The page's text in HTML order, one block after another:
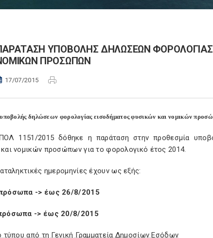
ΥΠΟΒΟΛΗΣ ΔΗΛΩΣΕΩΝ ΦΟΡΟΛΟΓΙΑΣ
ΠΡΟΣΩΠΩΝ
17/07/2015
δηλώσεων φορολογίας εισοδήματος φυσικών και νομικών
1151/2015 δόθηκε η παράταση στην προθεσμία
νομικών προσώπων για το φορολογικό έτος 2014.
ημερομηνίες έχουν ως εξής:
-> έως 26/8/2015
-> έως 20/8/2015
τύπου από τη Γενική Γραμματεία Δημοσίων Εσόδων